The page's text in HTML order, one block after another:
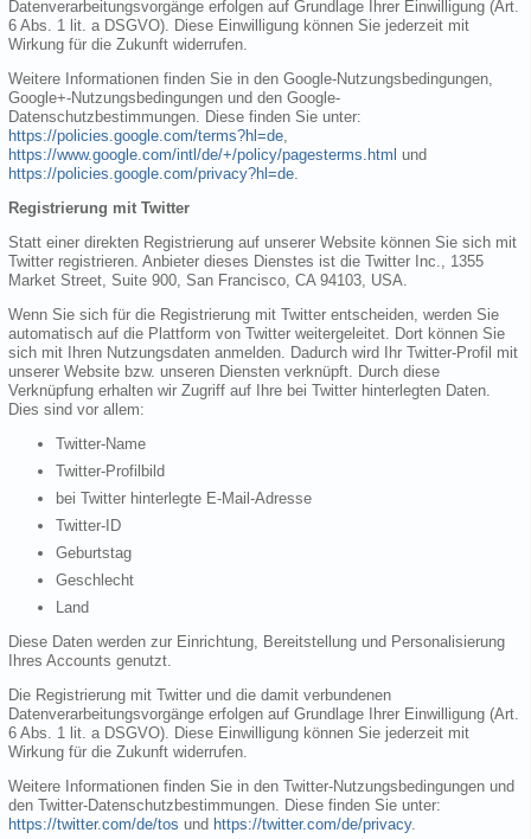
Datenverarbeitungsvorgänge erfolgen auf Grundlage Ihrer Einwilligung (Art.
6 Abs. 1 lit. a DSGVO). Diese Einwilligung können Sie jederzeit mit
Wirkung für die Zukunft widerrufen.
Weitere Informationen finden Sie in den Google-Nutzungsbedingungen,
Google+-Nutzungsbedingungen und den Google-
Datenschutzbestimmungen. Diese finden Sie unter:
https://policies.google.com/terms?hl=de,
https://www.google.com/intl/de/+/policy/pagesterms.html und
https://policies.google.com/privacy?hl=de.
Registrierung mit Twitter
Statt einer direkten Registrierung auf unserer Website können Sie sich mit
Twitter registrieren. Anbieter dieses Dienstes ist die Twitter Inc., 1355
Market Street, Suite 900, San Francisco, CA 94103, USA.
Wenn Sie sich für die Registrierung mit Twitter entscheiden, werden Sie
automatisch auf die Plattform von Twitter weitergeleitet. Dort können Sie
sich mit Ihren Nutzungsdaten anmelden. Dadurch wird Ihr Twitter-Profil mit
unserer Website bzw. unseren Diensten verknüpft. Durch diese
Verknüpfung erhalten wir Zugriff auf Ihre bei Twitter hinterlegten Daten.
Dies sind vor allem:
Twitter-Name
Twitter-Profilbild
bei Twitter hinterlegte E-Mail-Adresse
Twitter-ID
Geburtstag
Geschlecht
Land
Diese Daten werden zur Einrichtung, Bereitstellung und Personalisierung
Ihres Accounts genutzt.
Die Registrierung mit Twitter und die damit verbundenen
Datenverarbeitungsvorgänge erfolgen auf Grundlage Ihrer Einwilligung (Art.
6 Abs. 1 lit. a DSGVO). Diese Einwilligung können Sie jederzeit mit
Wirkung für die Zukunft widerrufen.
Weitere Informationen finden Sie in den Twitter-Nutzungsbedingungen und
den Twitter-Datenschutzbestimmungen. Diese finden Sie unter:
https://twitter.com/de/tos und https://twitter.com/de/privacy.